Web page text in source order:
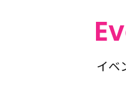
イベ